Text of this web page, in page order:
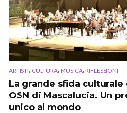
ARTISTI, CULTURA, MUSICA, RIFLESSIONI
La grande sfida culturale
OSN di Mascalucia. Un
unico al mondo